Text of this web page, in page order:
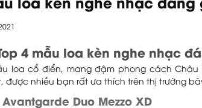
loa kèn nghe nhạc
4 mẫu loa kèn nghe nhạc
loa cổ điển, mang đậm phong cách
được nhiều bạn rất ưa thích trên thị trường
Duo Mezzo XD